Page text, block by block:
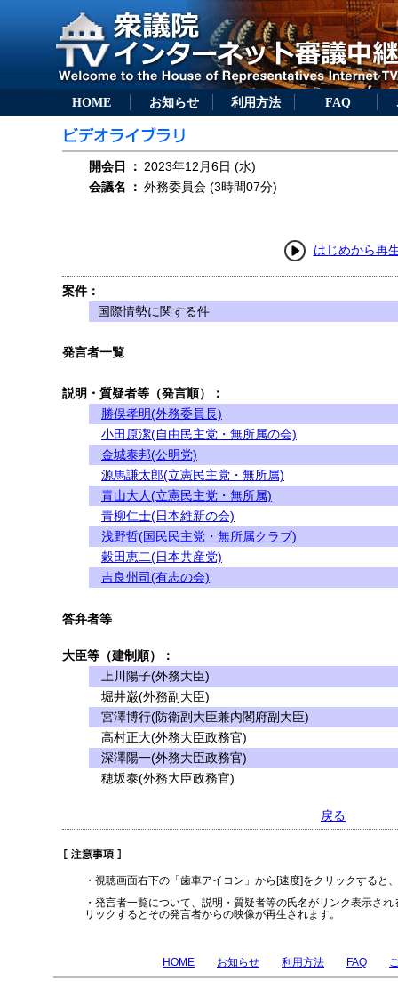
HOME お知らせ 利用方法 FAQ
開会日 ： 2023年12月6日 (水)
会議名
： 外務委員会 (3時間07分)
はじめから再
案件：
国際情勢に関する件
発言者一覧
説明・質疑者等（発言順）：
勝俣孝明(外務委員長)
小田原潔(自由民主党・無所属の会)
金城泰邦(公明党)
源馬謙太郎(立憲民主党・無所属)
青山大人(立憲民主党・無所属)
青柳仁士(日本維新の会)
浅野哲(国民民主党・無所属クラブ)
穀田恵二(日本共産党)
吉良州司(有志の会)
答弁者等
大臣等（建制順）：
上川陽子(外務大臣)
堀井巌(外務副大臣)
宮澤博行(防衛副大臣兼内閣府副大臣)
高村正大(外務大臣政務官)
深澤陽一(外務大臣政務官)
穂坂泰(外務大臣政務官)
戻る
・視聴画面右下の「歯車アイコン」から[速度]をクリックすると
・発言者一覧について、説明・質疑者等の氏名がリンク表示さ
リックするとその発言者からの映像が再生されます。
HOME お知らせ 利用方法 FAQ